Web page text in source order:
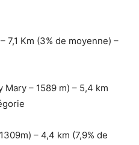
7,1 Km (3% de moyenne) –
Mary – 1589 m) – 5,4 km
– 4,4 km (7,9% de